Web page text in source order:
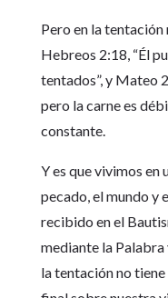
Pero en la tentación
Hebreos 2:18, “Él
tentados”, y Mateo
pero la carne es
constante.
Y es que vivimos
pecado, el mundo y
recibido en el
mediante la Palabra
la tentación no